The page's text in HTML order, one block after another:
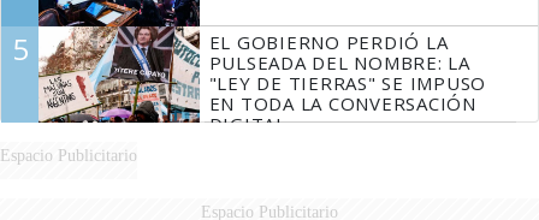
5
EL GOBIERNO PERDIÓ LA
PULSEADA DEL NOMBRE: LA
"LEY DE TIERRAS" SE IMPUSO
EN TODA LA CONVERSACIÓN
DIGITAL
Espacio Publicitario
Espacio Publicitario